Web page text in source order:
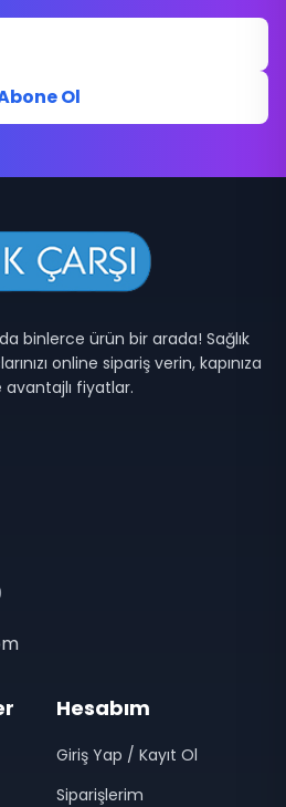
Ol
binlerce ürün bir arada! Sağlık
online sipariş verin, kapınıza
fiyatlar.
Hesabım
Giriş Yap / Kayıt Ol
Siparişlerim